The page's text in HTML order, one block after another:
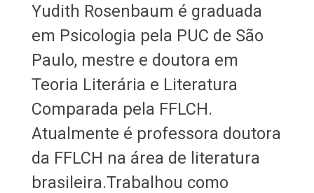
Yudith Rosenbaum é graduada
em Psicologia pela PUC de São
Paulo, mestre e doutora em
Teoria Literária e Literatura
Comparada pela FFLCH.
Atualmente é professora doutora
da FFLCH na área de literatura
brasileira.Trabalhou como